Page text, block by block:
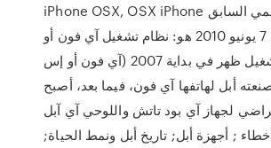
iPhone OSX, OSX iPhone والاسم الرسمي السابق
له حتى تاريخ 7 يونيو 2010 هو: نظام تشغيل آي فون أو
آي فون أو إس) هو نظام تشغيل ظهر في بداية 2007
أبل لهاتفها آي فون، فيما بعد، أصبح
لجهاز آي بود تاتش واللوحي آي آبل
; أجهزة أبل; تاريخ أبل ونمط الحياة;